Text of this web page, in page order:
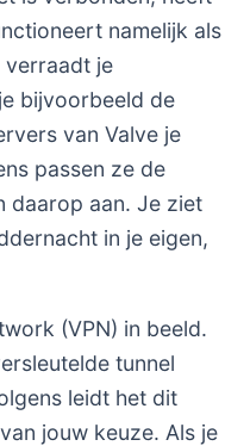
namelijk als
verraadt je
bijvoorbeeld de
van Valve je
passen ze de
daarop aan. Je ziet
in je eigen,
(VPN) in beeld.
tunnel
leidt het dit
jouw keuze. Als je